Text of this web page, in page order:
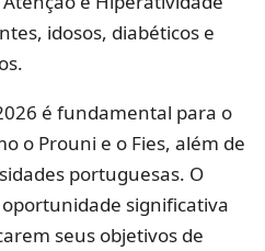
idosos, diabéticos e
é fundamental para o
o Prouni e o Fies, além de
portuguesas. O
significativa
seus objetivos de